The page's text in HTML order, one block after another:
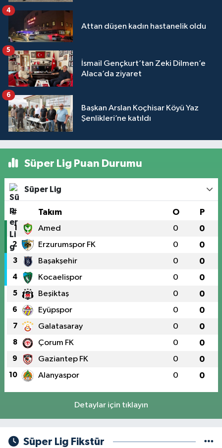
Attan düşen kadın hastanelik oldu
4
İsmail Gençkurt’tan Zeki Dilmen’e
Alaca’da ziyaret
5
Başkan Arslan Koçhisar Köyü Yaz
Şenlikleri’ne katıldı
6
Süper Lig Puan Durumu
Süper Lig
# Takım O P
1 Amed 0 0
2 Erzurumspor FK 0 0
3 Başakşehir 0 0
4 Kocaelispor 0 0
5 Beşiktaş 0 0
6 Eyüpspor 0 0
7 Galatasaray 0 0
8 Çorum FK 0 0
9 Gaziantep FK 0 0
10 Alanyaspor 0 0
Detaylar için tıklayın
Süper Lig Fikstür